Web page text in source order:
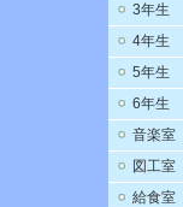
3年生
4年生
5年生
6年生
音楽室
図工室
給食室